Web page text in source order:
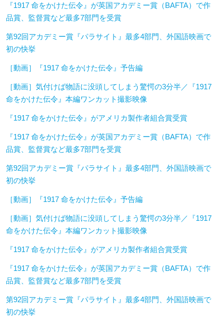
『1917 命をかけた伝令』が英国アカデミー賞（BAFTA）で作
品賞、監督賞など最多7部門を受賞
第92回アカデミー賞『パラサイト』最多4部門、外国語映画で
初の快挙
［動画］『1917 命をかけた伝令』予告編
［動画］気付けば物語に没頭してしまう驚愕の3分半／『1917
命をかけた伝令』本編ワンカット撮影映像
『1917 命をかけた伝令』がアメリカ製作者組合賞受賞
『1917 命をかけた伝令』が英国アカデミー賞（BAFTA）で作
品賞、監督賞など最多7部門を受賞
第92回アカデミー賞『パラサイト』最多4部門、外国語映画で
初の快挙
［動画］『1917 命をかけた伝令』予告編
［動画］気付けば物語に没頭してしまう驚愕の3分半／『1917
命をかけた伝令』本編ワンカット撮影映像
『1917 命をかけた伝令』がアメリカ製作者組合賞受賞
『1917 命をかけた伝令』が英国アカデミー賞（BAFTA）で作
品賞、監督賞など最多7部門を受賞
第92回アカデミー賞『パラサイト』最多4部門、外国語映画で
初の快挙